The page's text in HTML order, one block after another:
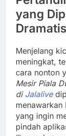
yang
Dramatis
Menjelang
meningkat,
cara nonton
Mesir Piala
di Jalalive
yang ingin
pindah